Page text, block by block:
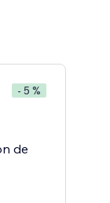
- 5 %
de